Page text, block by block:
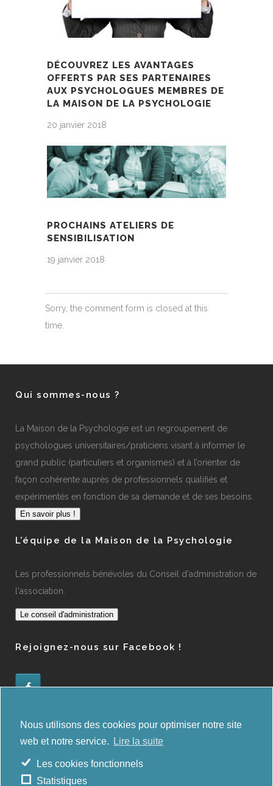
DÉCOUVREZ LES AVANTAGES
OFFERTS PAR SES PARTENAIRES
AUX PSYCHOLOGUES MEMBRES DE
LA MAISON DE LA PSYCHOLOGIE
20 janvier 2018
PROCHAINS ATELIERS DE
SENSIBILISATION
19 janvier 2018
Sorry, the comment form is closed at this
time.
Qui sommes-nous ?
La Maison de la Psychologie est un regroupement de
psychologues universitaires/praticiens visant à informer le
grand public (particuliers et organismes) et à l’orienter de
façon cohérente auprès de professionnels qualifiés et
expérimentés en fonction de sa demande et de ses besoins.
En savoir plus !
L’équipe de la Maison de la Psychologie
Les professionnels bénévoles du Conseil d'administration de
l'association.
Le conseil d'administration
Rejoignez-nous sur Facebook !
Administration des orientations
Nous utilisons des cookies pour optimiser notre site
web et notre service.
Lire la suite
Les cookies fonctionnels
Statistiques